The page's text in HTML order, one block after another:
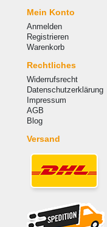
Mein Konto
Anmelden
Registrieren
Warenkorb
Rechtliches
Widerrufsrecht
Datenschutzerklärung
Impressum
AGB
Blog
Versand